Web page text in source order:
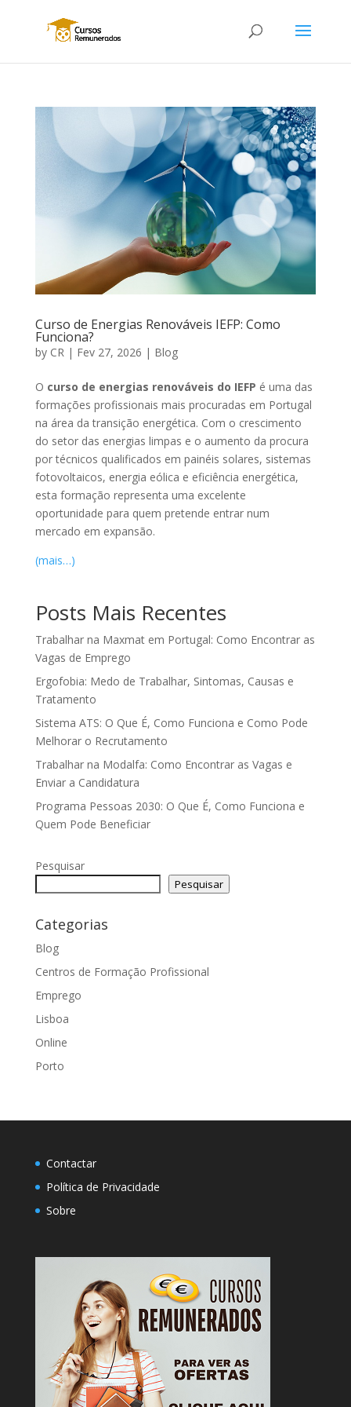
Curso de Energias Renováveis IEFP: Como
Funciona?
by CR| Fev 27, 2026 | Blog
O curso de energias renováveis do IEFP é uma das
formações profissionais mais procuradas em Portugal
na área da transição energética. Com o crescimento
do setor das energias limpas e o aumento da procura
por técnicos qualificados em painéis solares, sistemas
fotovoltaicos, energia eólica e eficiência energética,
esta formação representa uma excelente
oportunidade para quem pretende entrar num
mercado em expansão.
(mais…)
Posts Mais Recentes
Trabalhar na Maxmat em Portugal: Como Encontrar as
Vagas de Emprego
Ergofobia: Medo de Trabalhar, Sintomas, Causas e
Tratamento
Sistema ATS: O Que É, Como Funciona e Como Pode
Melhorar o Recrutamento
Trabalhar na Modalfa: Como Encontrar as Vagas e
Enviar a Candidatura
Programa Pessoas 2030: O Que É, Como Funciona e
Quem Pode Beneficiar
Pesquisar
Pesquisar
Categorias
Blog
Centros de Formação Profissional
Emprego
Lisboa
Online
Porto
Contactar
Política de Privacidade
Sobre